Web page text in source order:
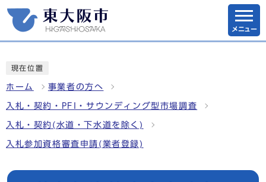
メニュー
現在位置
ホーム 事業者の方へ
入札・契約・PFI・サウンディング型市場調査
入札・契約(水道・下水道を除く)
入札参加資格審査申請(業者登録)